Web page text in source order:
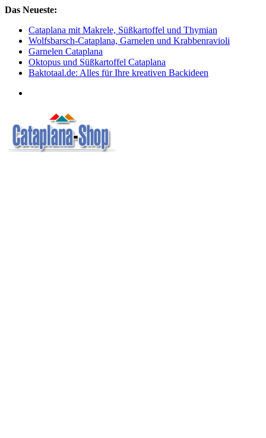
Skip
content
Das Neueste:
Cataplana mit Makrele, Süßkartoffel und Thymian
Wolfsbarsch-Cataplana, Garnelen und Krabbenravioli
Garnelen Cataplana
Oktopus und Süßkartoffel Cataplana
Baktotaal.de: Alles für Ihre kreativen Backideen